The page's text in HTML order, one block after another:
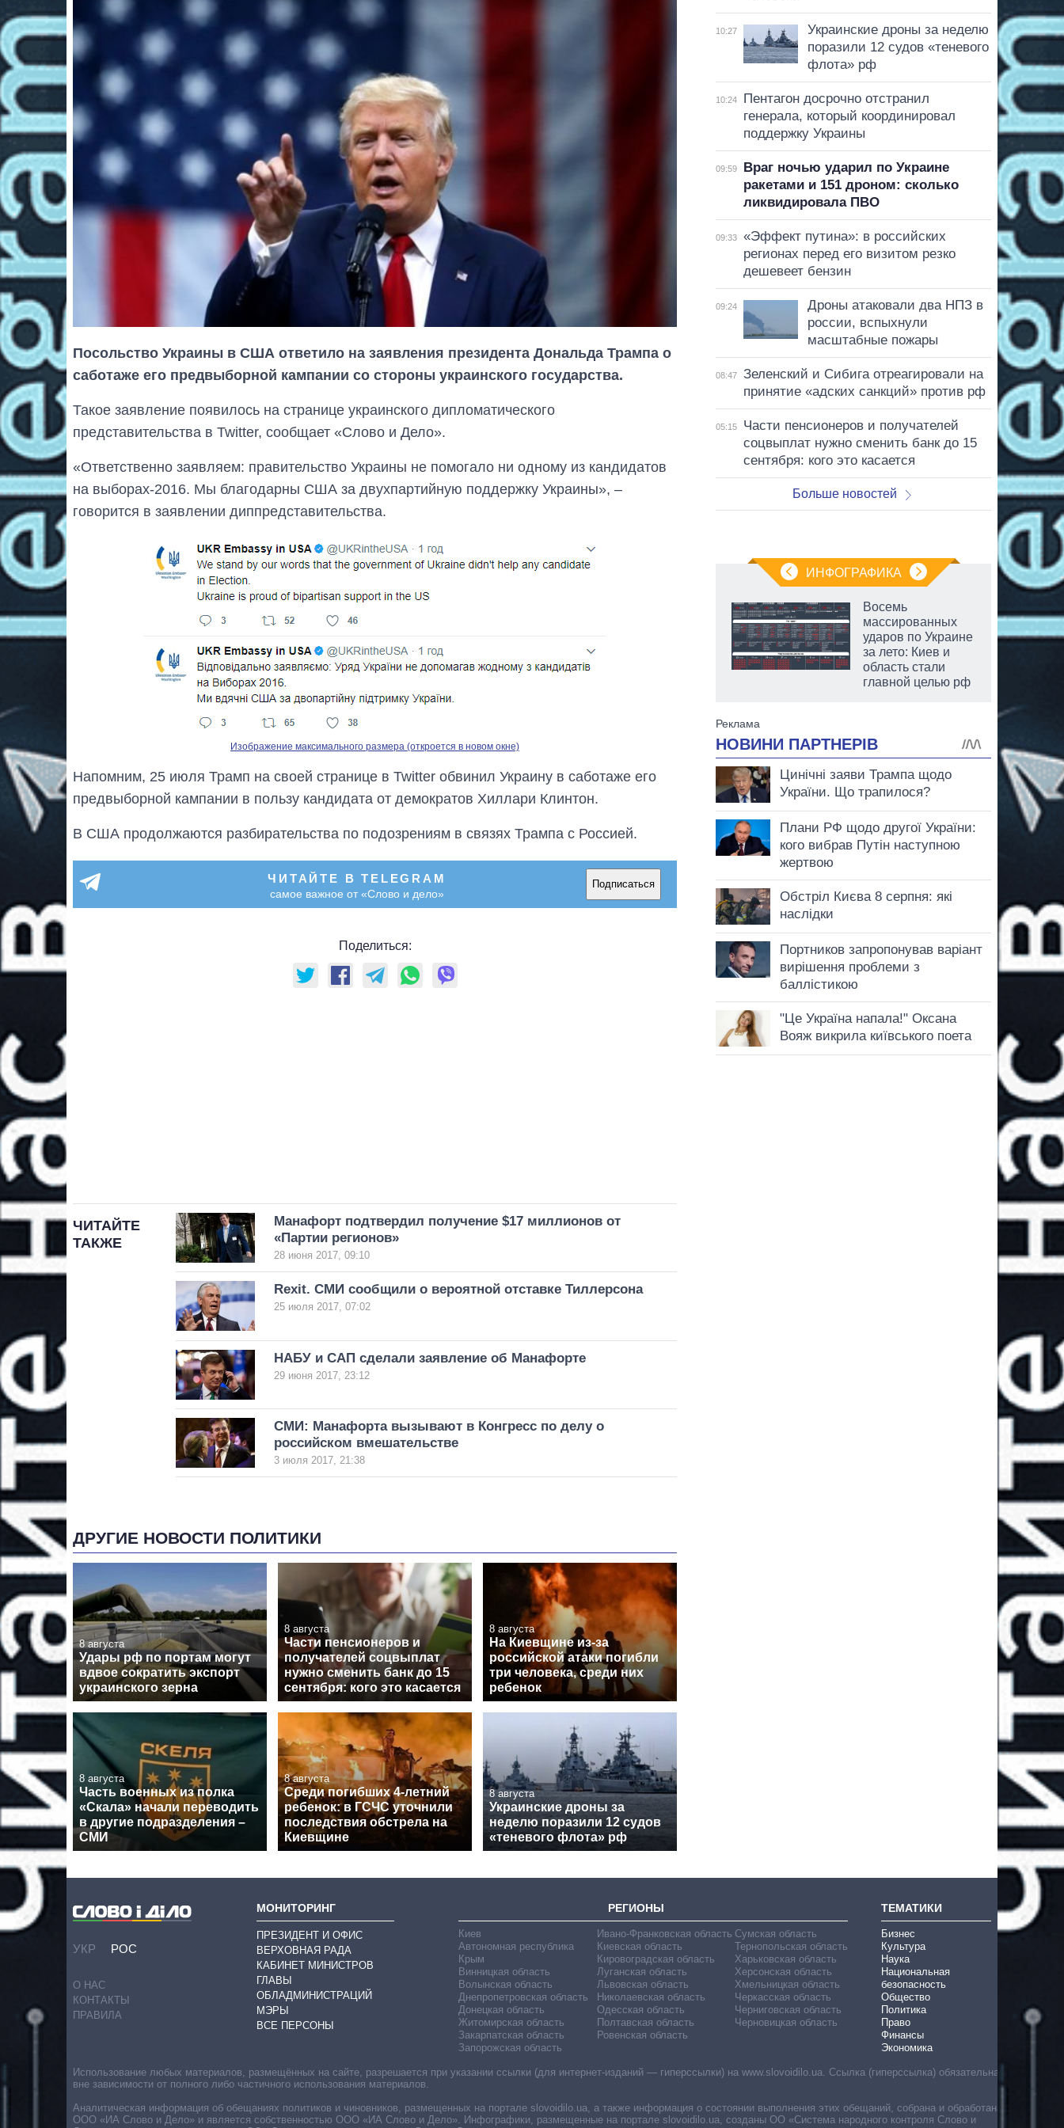
Посольство Украины в США ответило на заявления президента Дональда Трампа о
саботаже его предвыборной кампании со стороны украинского государства.
Такое заявление появилось на странице украинского дипломатического
представительства в Twitter, сообщает «Слово и Дело».
«Ответственно заявляем: правительство Украины не помогало ни одному из кандидатов
на выборах-2016. Мы благодарны США за двухпартийную поддержку Украины», –
говорится в заявлении диппредставительства.
Изображение максимального размера (откроется в новом окне)
Напомним, 25 июля Трамп на своей странице в Twitter обвинил Украину в саботаже его
предвыборной кампании в пользу кандидата от демократов Хиллари Клинтон.
В США продолжаются разбирательства по подозрениям в связях Трампа с Россией.
ЧИТАЙТЕ В TELEGRAM
самое важное от «Слово и дело»
Подписаться
Поделиться:
ЧИТАЙТЕ
ТАКЖЕ
Манафорт подтвердил получение $17 миллионов от
«Партии регионов»
28 июня 2017, 09:10
Rexit. СМИ сообщили о вероятной отставке Тиллерсона
25 июля 2017, 07:02
НАБУ и САП сделали заявление об Манафорте
29 июня 2017, 23:12
СМИ: Манафорта вызывают в Конгресс по делу о
российском вмешательстве
3 июля 2017, 21:38
ДРУГИЕ НОВОСТИ ПОЛИТИКИ
8 августа
Удары рф по портам могут
вдвое сократить экспорт
украинского зерна
8 августа
Части пенсионеров и
получателей соцвыплат
нужно сменить банк до 15
сентября: кого это касается
8 августа
На Киевщине из-за
российской атаки погибли
три человека, среди них
ребенок
8 августа
Часть военных из полка
«Скала» начали переводить
в другие подразделения –
СМИ
8 августа
Среди погибших 4-летний
ребенок: в ГСЧС уточнили
последствия обстрела на
Киевщине
8 августа
Украинские дроны за
неделю поразили 12 судов
«теневого флота» рф
10:27
Украинские дроны за неделю
поразили 12 судов «теневого
флота» рф
10:24
Пентагон досрочно отстранил
генерала, который координировал
поддержку Украины
09:59
Враг ночью ударил по Украине
ракетами и 151 дроном: сколько
ликвидировала ПВО
09:33
«Эффект путина»: в российских
регионах перед его визитом резко
дешевеет бензин
09:24
Дроны атаковали два НПЗ в
россии, вспыхнули
масштабные пожары
08:47
Зеленский и Сибига отреагировали на
принятие «адских санкций» против рф
05:15
Части пенсионеров и получателей
соцвыплат нужно сменить банк до 15
сентября: кого это касается
Больше новостей
ИНФОГРАФИКА
выращивали в
Украине до и во
время большой
Восемь
массированных
ударов по Украине
за лето: Киев и
область стали
главной целью рф
УКР РОС
О НАС
КОНТАКТЫ
ПРАВИЛА
МОНИТОРИНГ
ПРЕЗИДЕНТ И ОФИС
ВЕРХОВНАЯ РАДА
КАБИНЕТ МИНИСТРОВ
ГЛАВЫ
ОБЛАДМИНИСТРАЦИЙ
МЭРЫ
ВСЕ ПЕРСОНЫ
РЕГИОНЫ
Киев
Автономная республика
Крым
Винницкая область
Волынская область
Днепропетровская область
Донецкая область
Житомирская область
Закарпатская область
Запорожская область
Ивано-Франковская область
Киевская область
Кировоградская область
Луганская область
Львовская область
Николаевская область
Одесская область
Полтавская область
Ровенская область
Сумская область
Тернопольская область
Харьковская область
Херсонская область
Хмельницкая область
Черкасская область
Черниговская область
Черновицкая область
ТЕМАТИКИ
Бизнес
Культура
Наука
Национальная
безопасность
Общество
Политика
Право
Финансы
Экономика
Использование любых материалов, размещённых на сайте, разрешается при указании ссылки (для интернет-изданий — гиперссылки) на www.slovoidilo.ua. Ссылка (гиперссылка) обязательна
вне зависимости от полного либо частичного использования материалов.
Аналитическая информация об обещаниях политиков и чиновников, размещенных на портале slovoidilo.ua, а также информация о состоянии выполнения этих обещаний, собрана и обработана
ООО «ИА Слово и Дело» и является собственностью ООО «ИА Слово и Дело». Инфографики, размещенные на портале slovoidilo.ua, созданы ОО «Система народного контроля Слово и